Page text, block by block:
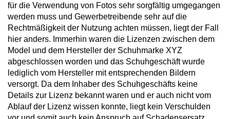
für die Verwendung von Fotos sehr sorgfältig umgegangen
werden muss und Gewerbetreibende sehr auf die
Rechtmäßigkeit der Nutzung achten müssen, liegt der Fall
hier anders. Immerhin waren die Lizenzen zwischen dem
Model und dem Hersteller der Schuhmarke XYZ
abgeschlossen worden und das Schuhgeschäft wurde
lediglich vom Hersteller mit entsprechenden Bildern
versorgt. Da dem Inhaber des Schuhgeschäfts keine
Details zur Lizenz bekannt waren und er auch nicht vom
Ablauf der Lizenz wissen konnte, liegt kein Verschulden